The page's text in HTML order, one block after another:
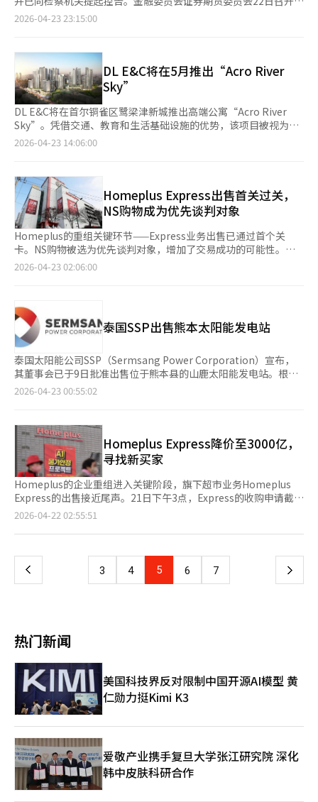
OCI控股将把这一趋势视为未来新业务的机会，持续提升产品竞争
力，以适应客户在硅光子等下一代技术变革中的需求。”去年第四
净利润为266亿韩元。※ 本报道经人工智能（AI）系统翻译与编
8次例会，决定对A公司管理层等4人以违反资本市场法中的禁止不
虚假改善财务结构。调查显示，A公司及其子公司B公司的管理层
为实现分拆再上市，决定出售不良子公司B公司。过程中，A公司
的最大股东及关联公司通过没有实际业务和资金实力的空壳公司C
收购B公司，并在交易后继续为B公司提供债务担保和资金支持。
嫌疑人故意在财务报表中遗漏巨额债务，使B公司的股票价值被高
估，从而成功实现A公司的分拆再上市。此过程中，A公司的股价
一度大幅上涨，嫌疑人获取了巨额不当利益。关于B公司债务在B
公司财务报表及A公司合并财务报表中的遗漏问题，去年7月证监
正当手段或虚假记载重要事项以获取金钱或其他财产利益，将被视
为违反资本市场法，可处以一年以上有期徒刑或罚款（不当利益的
最高6倍）等刑事处罚。金融当局表示，将密切关注不公平交易行
为，对发现的违法行为进行彻底调查并严肃处理，以维护资本市场
交易秩序。同时，呼吁积极举报疑似资本市场不公平交易行为。※
本报道经人工智能（AI）系统翻译与编辑。
2026-04-23 23:15:00
DL E&C将在5月推出“Acro River
Sky”
DL E&C将在首尔铜雀区鹭梁津新城推出高端公寓“Acro River
Sky”。凭借交通、教育和生活基础设施的优势，该项目被视为西
南地区的核心住宅区。DL E&C宣布，将于5月在首尔铜雀区大方洞
户将公开出售。面积从36至140平方米不等，满足不同需求。鹭梁
津新城规划了8个再开发区，预计完工后将成为约9200户的新兴住
宅区。小区靠近地铁1号线和9号线的换乘站鹭梁津站，交通便利。
教育资源丰富，毗邻永和小学，步行可达永登浦中学、永登浦高
中、崇义女子中学和崇义女子高中。居住环境优越，步行即可到达
汝矣岛生态公园、四育神公园、鹭岛公园和大方公园。小区外观设
计独特，内部设有衣帽间和储物间，部分户型采用四面开窗设计，
提高空间利用率。社区设施包括健身房、普拉提、室内高尔夫、桑
在首尔江南区南部环路2741号，靠近地铁3号线梅峰站。※ 本报道
经人工智能（AI）系统翻译与编辑。
2026-04-23 14:06:00
Homeplus Express出售首关过关，
NS购物成为优先谈判对象
Homeplus的重组关键环节——Express业务出售已通过首个关
卡。NS购物被选为优先谈判对象，增加了交易成功的可能性。然
而，业内人士认为，若无额外资金和结构改善，全面恢复仍然困
团全资持有的子公司，具备稳定的食品和流通业务基础及资金实
力。分析认为，此次出售有望达成实际合同。尤其是在法院延迟的
重组计划批准期限约两周后，出售程序预计将加速进行。优先谈判
对象在正式投标当天即被选定，显示出时间压力的影响。然而，未
来谈判中，出售价格预计将成为核心争议点。市场曾估计
Homeplus Express的企业价值约为1万亿韩元，但在重组过程中
已降至约3000亿韩元。业内有观点认为，此次正式投标中可能提
出了更低的金额。出售本身是积极信号，但经营状况仍不乐观。
少或停止供货，导致货架空缺。以自有品牌商品替代的情况持续，
导致客户流失的恶性循环。此外，员工工资支付延迟，内部运营也
受到影响。资金状况仍不稳定。原计划中包括Express出售和约
3000亿韩元的紧急运营资金（DIP）筹措方案，但由于Meritz金融
集团和产业银行等未参与，资金未能按计划到位。大股东MBK
Partners投入的1000亿韩元已用于支付拖欠工资等，大部分已耗
尽。据悉，MBK Partners表示，如更换管理人，将再提供1000亿
韩元，总计投入2000亿韩元。因此，即使Express出售成功，也可
能仅能短期缓解流动性问题。与此同时，工会要求引入外部管理体
Homeplus因信用度下降，若不预付货款，难以进货。”并主
张“为透明和专业的运营，需要引入第三方管理人”，UAMCO等
被提及为可能的管理人。※ 本报道经人工智能（AI）系统翻译与编
2026-04-23 02:06:00
泰国SSP出售熊本太阳能发电站
泰国太阳能公司SSP（Sermsang Power Corporation）宣布，
其董事会已于9日批准出售位于熊本县的山鹿太阳能发电站。根据
泰国证券交易所的报告，SSP将通过其子公司Surge Energy和S
太阳能发电站的装机容量为34,500千瓦，自2020年5月30日开始运
营，以30,000千瓦的合同容量向九州电力公司供电，合同期限为
20年。※ 本报道经人工智能（AI）系统翻译与编辑。
2026-04-23 00:55:02
Homeplus Express降价至3000亿，
寻找新买家
Homeplus的企业重组进入关键阶段，旗下超市业务Homeplus
Express的出售接近尾声。21日下午3点，Express的收购申请截
止。尽管收购意向书的提交期限已延长，但没有新增企业参与。目
司。市场上，出售价格下降成为关键因素。最初估值约1万亿韩元
业低迷和线下零售增长放缓，新企业进入市场仍然困难。MGC
Global作为候选人之一，计划利用其现金实力扩展业务。Express
营计划。随后，出售主办方三一会计师事务所将与首尔重组法院协
商，选定优先谈判对象，并通过尽职调查和谈判达成最终协议。此
次出售被视为Homeplus重组的“分水岭”。公司原计划整体出售
包括Express在内的业务，但未找到买家后，调整策略，决定分拆
出售盈利较好的SSM业务。Homeplus的危机被认为源于私募基金
体制下的结构性问题。自2015年MBK Partners收购Homeplus以
来，店铺出售和资产证券化的财务策略虽短期内有助于现金流，但
削弱了中长期竞争力。尤其在快速发展的在线零售环境中，投资能
力不足成为其弱点。疫情后，非接触消费激增，线下大卖场和SSM
的市场份额缩小，而快递和电商企业迅速占领市场，给Homeplus
的业绩带来持续压力。如果Express出售成功，将有助于短期流动
性，但难以根本解决内部问题，如货架空缺和工资延迟。另一个挑
战是额外资金筹集。重组计划中包含约3000亿韩元的紧急运营资
2026-04-22 02:55:51
上
页
3 4 5 6 7 下
热门新闻
美国科技界反对限制中国开源AI模型 黄
仁勋力挺Kimi K3
爱敬产业携手复旦大学张江研究院 深化
韩中皮肤科研合作